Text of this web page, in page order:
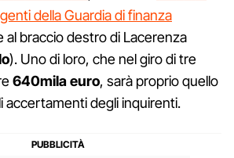
della Guardia di finanza
al braccio destro di Lacerenza
). Uno di loro, che nel giro di tre
640mila euro, sarà proprio quello
accertamenti degli inquirenti.